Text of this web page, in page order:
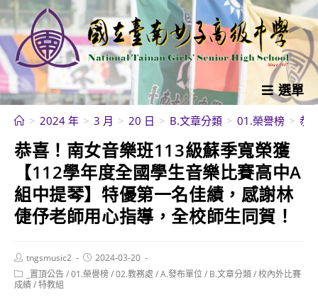
跳
轉
至
主
要
內
選單
> 2024 年 > 3 月 > 20 日 > B.文章分類 > 01.榮譽榜 > 恭
恭喜！南女音樂班113級蘇季寬榮獲
【112學年度全國學生音樂比賽高中A
組中提琴】特優第一名佳績，感謝林
倢伃老師用心指導，全校師生同賀！
Post
author:
tngsmusic2
Post
published:
2024-03-20
Post
category:
_置頂公告/01.榮譽榜/02.教務處 /A.發布單位/ B.文章分類/校內外比賽
成績/特教組